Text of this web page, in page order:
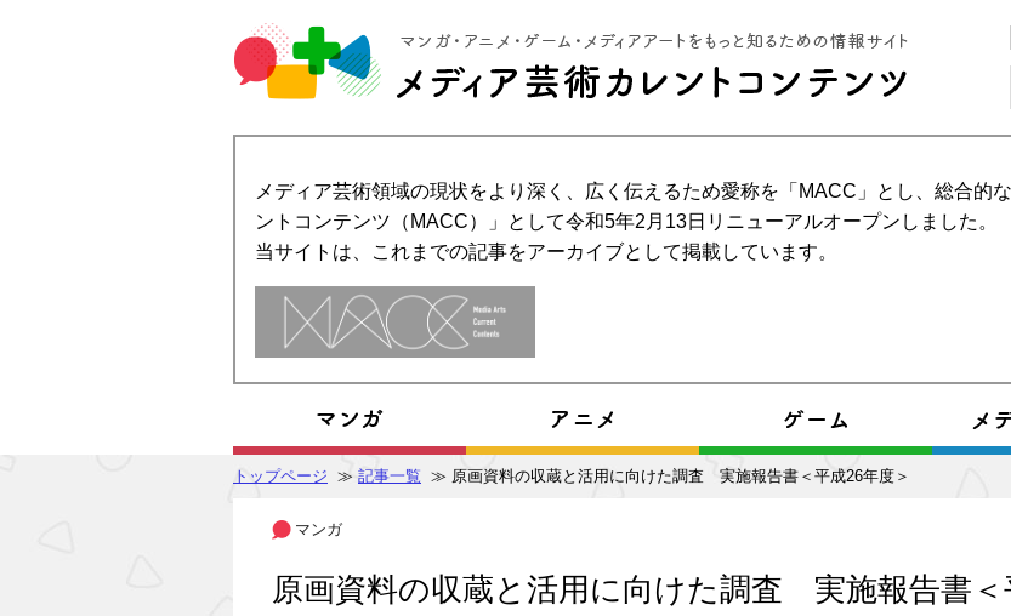
メディア芸術領域の現状をより深く、広く伝えるため愛称を「MACC」とし、総合的
ントコンテンツ（MACC）」として令和5年2月13日リニューアルオープンしました。
当サイトは、これまでの記事をアーカイブとして掲載しています。
トップページ ≫ 記事一覧 ≫ 原画資料の収蔵と活用に向けた調査 実施報告書＜平成26年度＞
マンガ
原画資料の収蔵と活用に向けた調査 実施報告書＜